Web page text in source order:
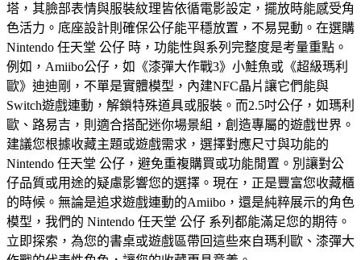
塔，其臉部表情與服裝紋理皆依循電影設定，擺放時能感受角
色活力。底座設計則確保公仔能平穩放置，不易晃動。在選購
Nintendo 任天堂 公仔 時，功能性與系列完整度是考量重點。
例如，Amiibo公仔，如《漆彈大作戰3》小鮭魚或《超級瑪利
歐》迪迪剛，不單是實體模型，內建NFC晶片讓它們能與
Switch遊戲連動，解鎖特殊道具或服裝。而2.5吋公仔，如瑪利
歐、路易吉，則適合搭配迷你場景組，創造專屬的遊戲世界。
建議您根據收藏主題或遊戲需求，選擇對應尺寸與功能的
Nintendo 任天堂 公仔，避免重複購買或功能閒置。別讓對公
仔品質或用途的疑慮影響您的選擇。現在，正是豐富您收藏櫃
的時候。無論是追求遊戲連動的Amiibo，還是純粹展示的角色
模型，我們的 Nintendo 任天堂 公仔 系列都能滿足您的期待。
立即探索，為您的書桌或遊戲區帶回這些來自瑪利歐、漆彈大